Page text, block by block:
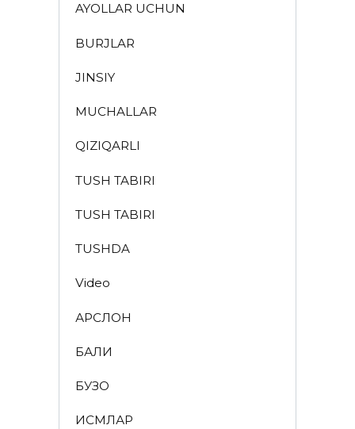
AYOLLAR UCHUN
BURJLAR
JINSIY
MUCHALLAR
QIZIQARLI
TUSH TABIRI
TUSH TABIRI
TUSHDA
Video
АРСЛОН
БАЛИҚ
БУЗОҚ
ИСМЛАР